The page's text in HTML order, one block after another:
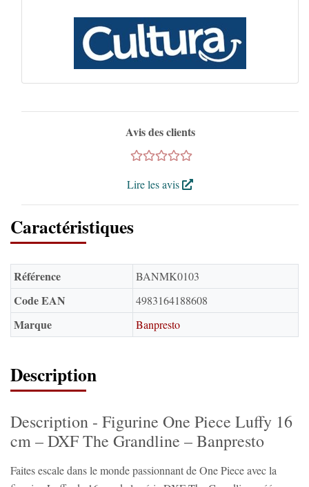
Avis des clients
Lire les avis
Caractéristiques
Référence ‎BANMK0103
Code EAN 4983164188608
Marque Banpresto
Description
Description - Figurine One Piece Luffy 16
cm – DXF The Grandline – Banpresto
Faites escale dans le monde passionnant de One Piece avec la